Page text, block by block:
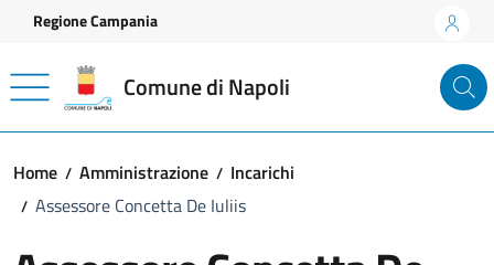
Vai ai contenuti
Vai al footer
Regione Campania
Comune di Napoli
Home Amministrazione
Incarichi
Assessore Concetta De Iuliis